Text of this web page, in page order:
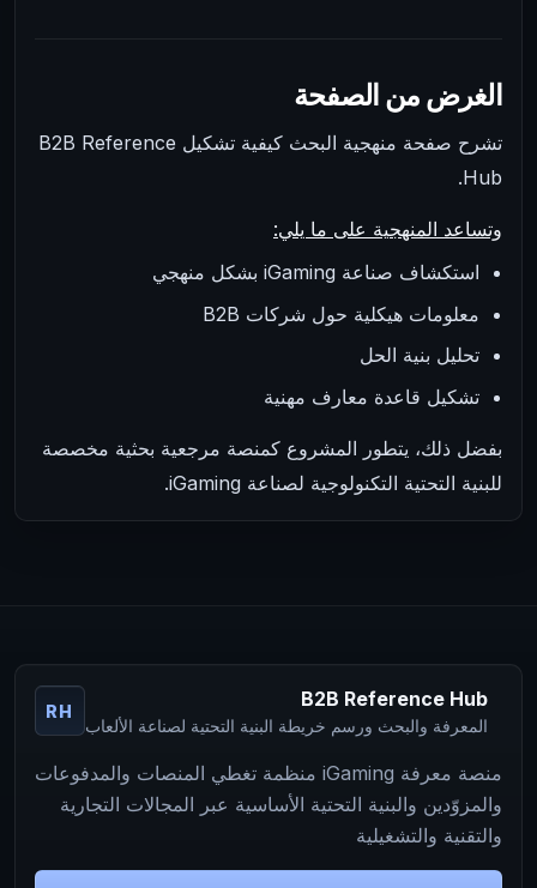
الغرض من الصفحة
تشرح صفحة منهجية البحث كيفية تشكيل B2B Reference
Hub.
وتساعد المنهجية على ما يلي:
استكشاف صناعة iGaming بشكل منهجي
معلومات هيكلية حول شركات B2B
تحليل بنية الحل
تشكيل قاعدة معارف مهنية
بفضل ذلك، يتطور المشروع كمنصة مرجعية بحثية مخصصة
للبنية التحتية التكنولوجية لصناعة iGaming.
RH
B2B Reference Hub
المعرفة والبحث ورسم خريطة البنية التحتية لصناعة الألعاب
منصة معرفة iGaming منظمة تغطي المنصات والمدفوعات
والمزوّدين والبنية التحتية الأساسية عبر المجالات التجارية
والتقنية والتشغيلية